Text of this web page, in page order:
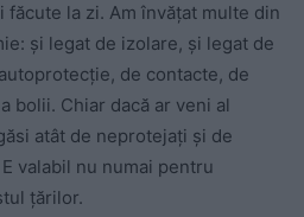
la zi. Am învățat multe din
și legat de izolare, și legat de
de contacte, de
bolii. Chiar dacă ar veni al
atât de neprotejați și de
valabil nu numai pentru
țărilor.